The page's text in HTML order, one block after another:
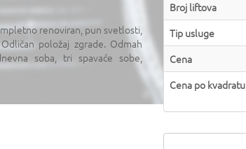
renoviran, pun svetlosti,
položaj zgrade. Odmah
soba, tri spavaće sobe,
Broj liftova
Tip usluge
Cena
Cena po kvadratu